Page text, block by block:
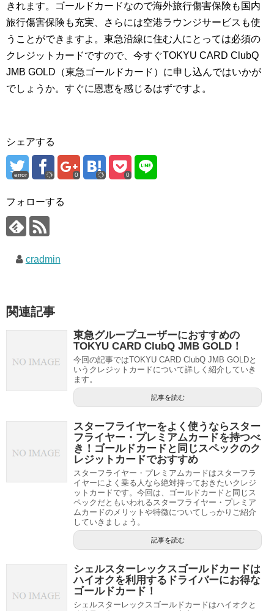
きれます。ゴールドカードなので海外旅行傷害保険も国内
旅行傷害保険も充実、さらには空港ラウンジサービスも使
うことができますよ。東急沿線に住む人にとっては必須の
クレジットカードですので、今すぐTOKYU CARD ClubQ
JMB GOLD（東急ゴールドカード）に申し込んではいかが
でしょうか。すぐに恩恵を感じるはずですよ。
シェアする
error 0 0
フォローする
cradmin
関連記事
東急グループユーザーにおすすめの
TOKYU CARD ClubQ JMB GOLD！
今回の記事ではTOKYU CARD ClubQ JMB GOLDと
いうクレジットカードについて詳しく紹介していき
ます。
記事を読む
スターフライヤーをよく使うならスター
フライヤー・プレミアムカードを持つべ
き！ゴールドカードと同じスペックのク
レジットカードでおすすめ
スターフライヤー・プレミアムカードはスターフラ
イヤーによく乗る人なら絶対持っておきたいクレジ
ットカードです。今回は、ゴールドカードと同じス
ペックだともいわれるスターフライヤー・プレミア
ムカードのメリットや特徴についてしっかりご紹介
していきましょう。
記事を読む
シェルスターレックスゴールドカードは
ハイオクを利用するドライバーにお得な
ゴールドカード！
シェルスターレックスゴールドカードはハイオクと